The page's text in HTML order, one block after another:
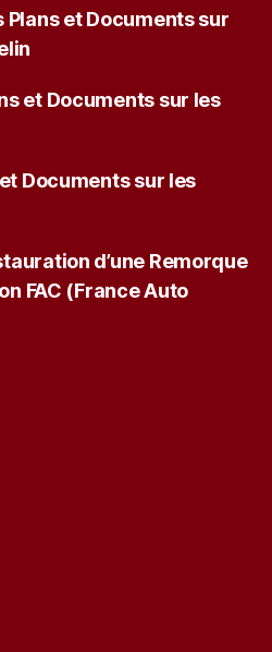
Plans et Documents sur
et Documents sur les
Documents sur les
d’une Remorque
FAC (France Auto